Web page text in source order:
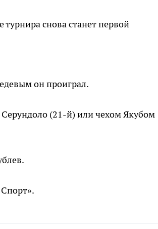
турнира снова станет первой
он проиграл.
(21-й) или чехом Якубом